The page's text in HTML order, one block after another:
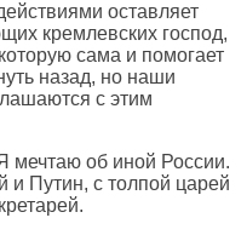
оставляет
кремлевских господ,
сама и помогает
назад, но наши
с этим
мечтаю об иной России.
и Путин, с толпой царей